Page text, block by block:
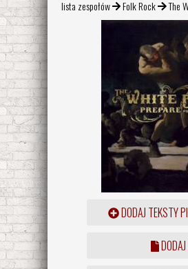
lista zespołów Folk Rock The
DODAJ TEKSTY